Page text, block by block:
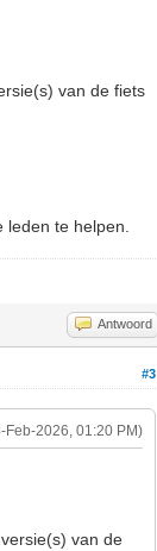
van de fiets
te helpen.
Antwoord
#3
Feb-2026, 01:20 PM)
van de